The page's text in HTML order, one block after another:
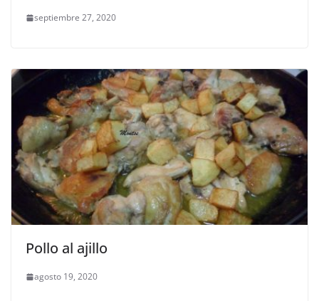
septiembre 27, 2020
Pollo al ajillo
agosto 19, 2020